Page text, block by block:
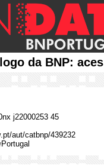
da BNP:
j22000253 45
aut/catbnp/439232
Portugal